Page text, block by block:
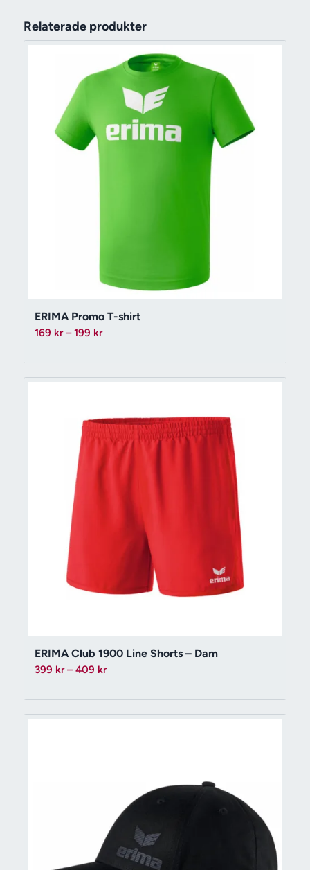
Relaterade produkter
ERIMA Promo T-shirt
169 kr – 199 krPrisintervall:
till
199 kr
ERIMA Club 1900 Line Shorts – Dam
399 kr – 409 krPrisintervall:
till
409 kr